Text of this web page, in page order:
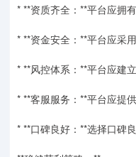
* **资质齐全：**平台应拥
* **资金安全：**平台应采
* **风控体系：**平台应建
* **客服服务：**平台应提
* **口碑良好：**选择口碑